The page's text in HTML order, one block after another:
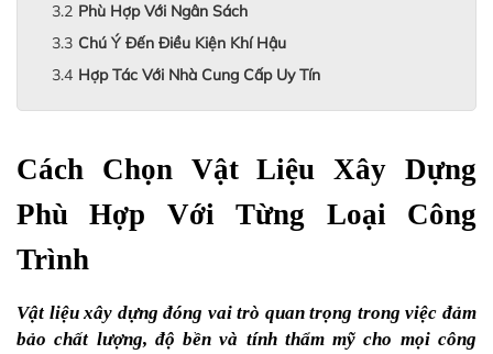
Phù Hợp Với Ngân Sách
Chú Ý Đến Điều Kiện Khí Hậu
Hợp Tác Với Nhà Cung Cấp Uy Tín
Cách Chọn Vật Liệu Xây Dựng
Phù Hợp Với Từng Loại Công
Trình
Vật liệu xây dựng đóng vai trò quan trọng trong việc đảm
bảo chất lượng, độ bền và tính thẩm mỹ cho mọi công